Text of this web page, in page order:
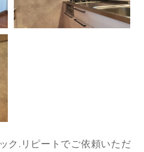
ク.​リピートでご依頼いただ